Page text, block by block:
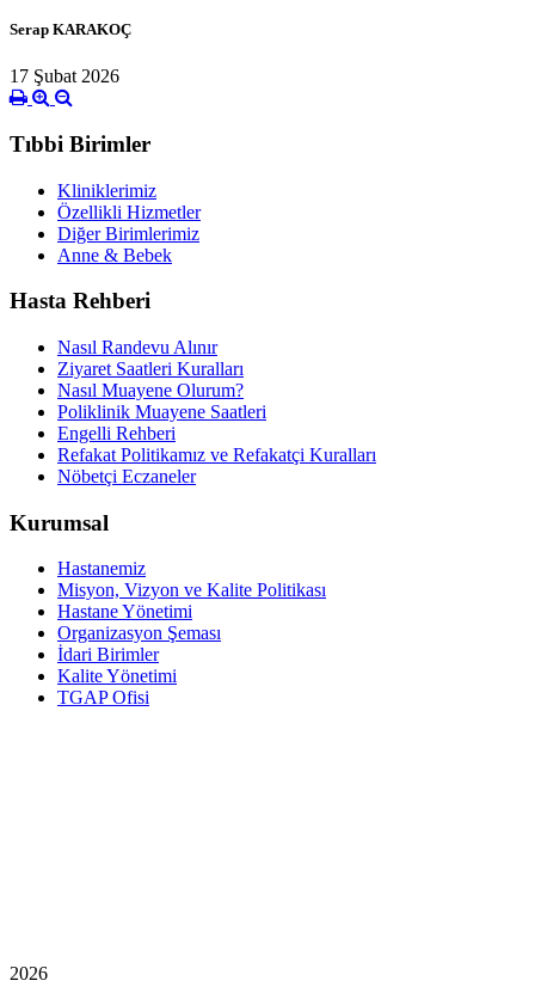
Serap KARAKOÇ
17 Şubat 2026
Tıbbi Birimler
Kliniklerimiz
Özellikli Hizmetler
Diğer Birimlerimiz
Anne & Bebek
Hasta Rehberi
Nasıl Randevu Alınır
Ziyaret Saatleri Kuralları
Nasıl Muayene Olurum?
Poliklinik Muayene Saatleri
Engelli Rehberi
Refakat Politikamız ve Refakatçi Kuralları
Nöbetçi Eczaneler
Kurumsal
Hastanemiz
Misyon, Vizyon ve Kalite Politikası
Hastane Yönetimi
Organizasyon Şeması
İdari Birimler
Kalite Yönetimi
TGAP Ofisi
2026